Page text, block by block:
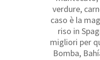
verdure,
caso è la
riso in
migliori per
Bomba,